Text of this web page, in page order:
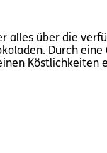
alles über die
Durch eine
Köstlichkeiten